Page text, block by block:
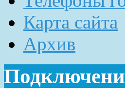
Карта сайта
Архив